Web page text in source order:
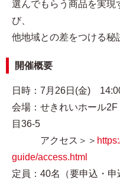
選んでもらう商品を実現
び、
他地域との差をつける秘
開催概要
日時：7月26日(金)
会場：せきれいホール
目36-5
アクセス＞＞
guide/access.html
定員：40名（要申込・申